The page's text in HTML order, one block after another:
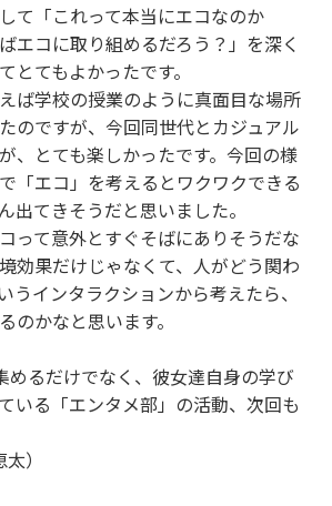
て「これって本当にエコなのか
エコに取り組めるだろう？」を深く
とてもよかったです。
ば学校の授業のように真面目な場所
のですが、今回同世代とカジュアル
、とても楽しかったです。今回の様
「エコ」を考えるとワクワクできる
出てきそうだと思いました。
って意外とすぐそばにありそうだな
効果だけじゃなくて、人がどう関わ
うインタラクションから考えたら、
のかなと思います。
めるだけでなく、彼女達自身の学び
いる「エンタメ部」の活動、次回も
）